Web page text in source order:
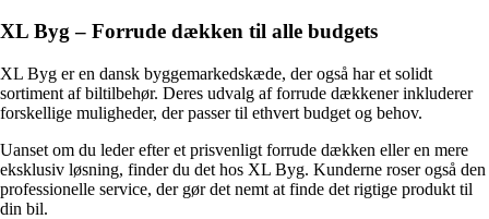
XL Byg – Forrude dækken til alle budgets
XL Byg er en dansk byggemarkedskæde, der også har et solidt
sortiment af biltilbehør. Deres udvalg af forrude dækkener inkluderer
forskellige muligheder, der passer til ethvert budget og behov.
Uanset om du leder efter et prisvenligt forrude dækken eller en mere
eksklusiv løsning, finder du det hos XL Byg. Kunderne roser også den
professionelle service, der gør det nemt at finde det rigtige produkt til
din bil.